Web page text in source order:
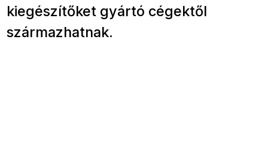
kiegészítőket gyártó cégektől
származhatnak.